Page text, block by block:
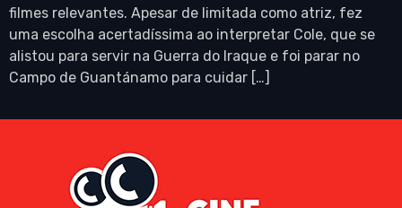
filmes relevantes. Apesar de limitada como atriz, fez
uma escolha acertadíssima ao interpretar Cole, que se
alistou para servir na Guerra do Iraque e foi parar no
Campo de Guantánamo para cuidar […]